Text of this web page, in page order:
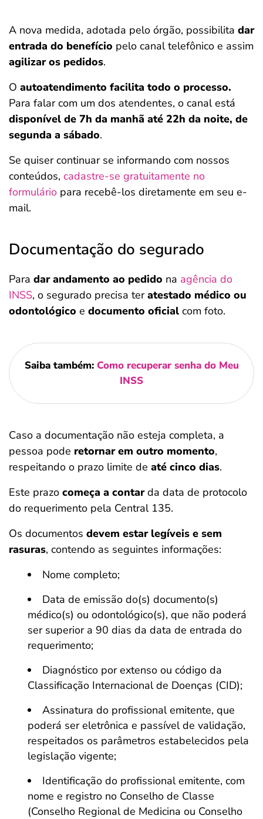
A nova medida, adotada pelo órgão, possibilita dar
entrada do benefício pelo canal telefônico e assim
agilizar os pedidos.
O autoatendimento facilita todo o processo.
Para falar com um dos atendentes, o canal está
disponível de 7h da manhã até 22h da noite, de
segunda a sábado.
Se quiser continuar se informando com nossos
conteúdos, cadastre-se gratuitamente no
formulário para recebê-los diretamente em seu e-
mail.
Documentação do segurado
Para dar andamento ao pedido na agência do
INSS, o segurado precisa teratestado médico ou
odontológico e documento oficial com foto.
Saiba também: Como recuperar senha do Meu
INSS
Caso a documentação não esteja completa, a
pessoa pode retornar em outro momento,
respeitando o prazo limite de até cinco dias.
Este prazo começa a contarda data de protocolo
do requerimento pela Central 135.
Os documentos devem estar legíveis e sem
rasuras, contendo as seguintes informações:
Nome completo;
Data de emissão do(s) documento(s)
médico(s) ou odontológico(s), que não poderá
ser superior a 90 dias da data de entrada do
requerimento;
Diagnóstico por extenso ou código da
Classificação Internacional de Doenças (CID);
Assinatura do profissional emitente, que
poderá ser eletrônica e passível de validação,
respeitados os parâmetros estabelecidos pela
legislação vigente;
Identificação do profissional emitente, com
nome e registro no Conselho de Classe
(Conselho Regional de Medicina ou Conselho